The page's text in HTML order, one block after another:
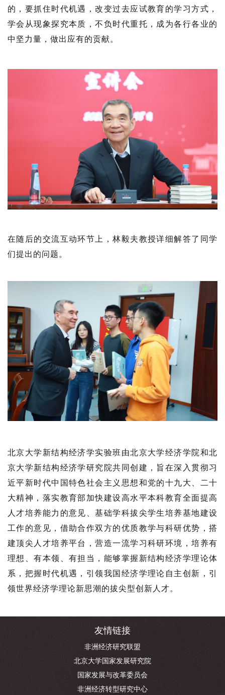
的，要抓住时代机遇，改变过去应试教育的学习方式，
学会从现象探究本质，不负时代重托，成为各行各业的
中坚力量，做出应有的贡献。
在随后的交流互动环节上，林毅夫教授详细解答了同学
们提出的问题。
北京大学新结构经济学实验班由北京大学经济学院和北
京大学新结构经济学研究院共同创建，旨在深入贯彻习
近平新时代中国特色社会主义思想和党的十九大、二十
大精神，落实教育部加快建设高水平本科教育全面提高
人才培养能力的意见、基础学科拔尖学生培养基地建设
工作的意见，借助合作双方的优质教学与科研优势，搭
建顶尖人才培养平台，营造一流学习科研环境，培养有
理想、有本领、有担当，能够掌握新结构经济学理论体
系，把握时代机遇，引领我国经济学理论自主创新，引
领世界经济学理论新思潮的拔尖型创新人才。
友情链接
非洲经济研究联盟
北京大学国家发展研究院
国家发展与改革委员会
非洲经济转型研究中心